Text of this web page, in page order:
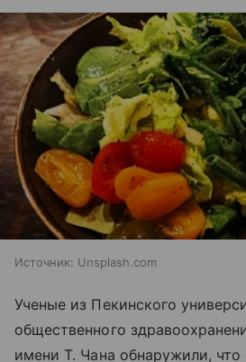
Источник: Unsplash.com
Ученые из Пекинского
общественного
имени Т. Чана обнаружили, что